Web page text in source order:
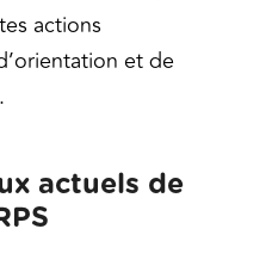
actions
et de
actuels de